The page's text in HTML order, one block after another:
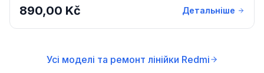
890,00 Kč Детальніше
Усі моделі та ремонт лінійки Redmi